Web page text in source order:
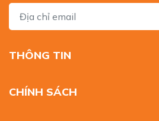
THÔNG TIN
CHÍNH SÁCH